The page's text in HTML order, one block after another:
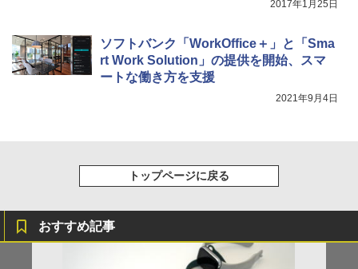
2017年1月25日
ソフトバンク「WorkOffice＋」と「Sma
rt Work Solution」の提供を開始、スマ
ートな働き方を支援
2021年9月4日
トップページに戻る
おすすめ記事